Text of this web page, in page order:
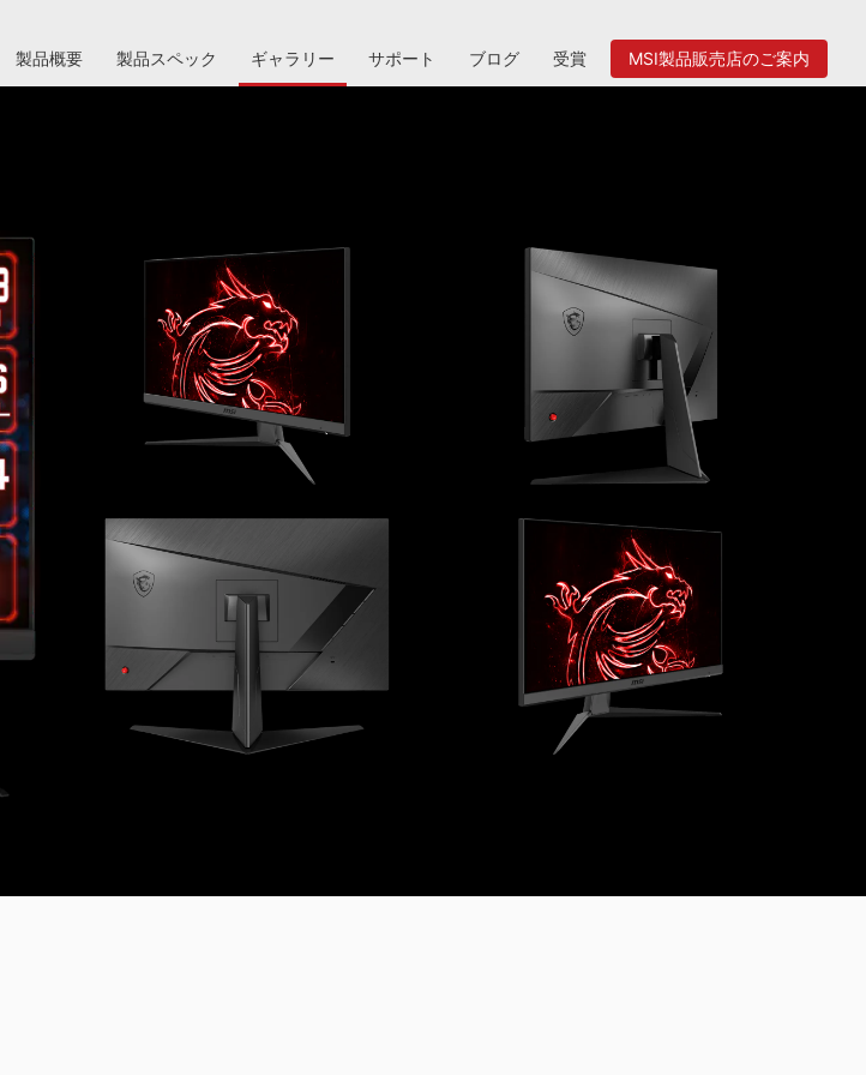
製品概要 製品スペック ギャラリー サポート ブログ 受賞 MSI製品販売店のご案内